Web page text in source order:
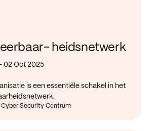
heidsnetwerk
02 Oct 2025
is een essentiële schakel in het
Cyber Security Centrum